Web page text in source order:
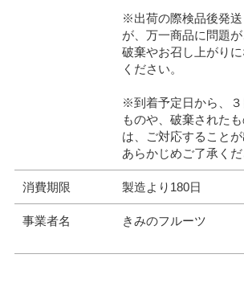
※出荷の際検品後発
が、万一商品に問題
破棄やお召し上がり
ください。
※到着予定日から、３
ものや、破棄された
は、ご対応すること
あらかじめご了承くだ
消費期限 製造より180日
事業者名 きみのフルーツ